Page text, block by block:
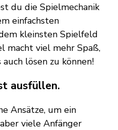
du die Spielmechanik
einfachsten
kleinsten Spielfeld
macht viel mehr Spaß,
lösen zu können!
ausfüllen.
Ansätze, um ein
viele Anfänger